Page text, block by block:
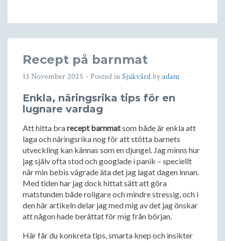
Recept på barnmat
13 November 2025 - Posted inSjukvårdbyadam
Enkla, näringsrika tips för en
lugnare vardag
Att hitta brarecept barnmatsom både är enkla att
laga och näringsrika nog för att stötta barnets
utveckling kan kännas som en djungel. Jag minns hur
jag själv ofta stod och googlade i panik – speciellt
när min bebis vägrade äta det jag lagat dagen innan.
Med tiden har jag dock hittat sätt att göra
matstunden både roligare och mindre stressig, och i
den här artikeln delar jag med mig av det jag önskar
att någon hade berättat för mig från början.
Här får du konkreta tips, smarta knep och insikter